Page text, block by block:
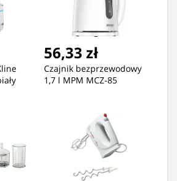
56,33 zł
Czajnik bezprzewodowy
1,7 l MPM MCZ-85